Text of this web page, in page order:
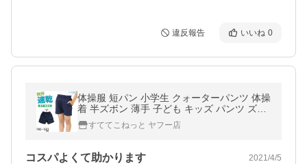
違反報告 いいね 0
体操服 短パン 小学生 クォーターパンツ 体操
着 半ズボン 薄手 子ども キッズ パンツ ズボ
ン 紺 110 120 130 140 150 160 速乾 女の子
男の 爆買
すててこねっと ヤフー店
コスパよくて助かります 2021/4/5